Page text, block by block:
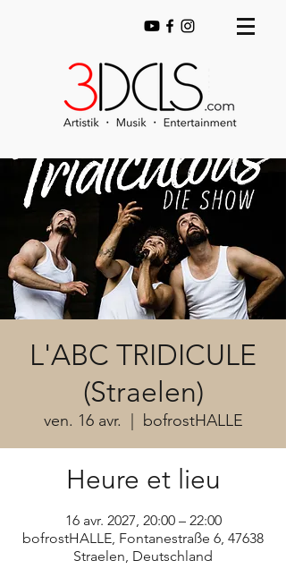
L'ABC TRIDICULE
(Straelen)
ven. 16 avr. bofrostHALLE
Heure et lieu
16 avr. 2027, 20:00 – 22:00
bofrostHALLE, Fontanestraße 6, 47638
Straelen, Deutschland